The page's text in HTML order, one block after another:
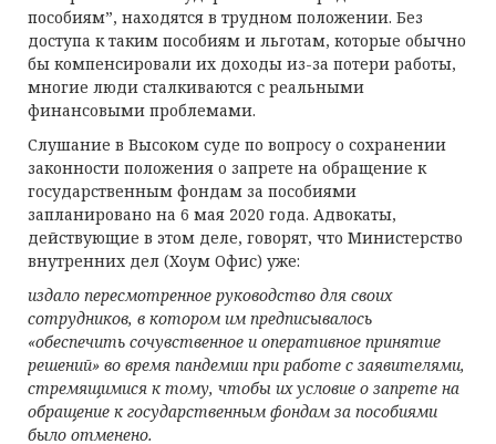
пособиям”, находятся в трудном положении. Без
доступа к таким пособиям и льготам, которые обычно
бы компенсировали их доходы из-за потери работы,
многие люди сталкиваются с реальными
финансовыми проблемами.
Слушание в Высоком суде по вопросу о сохранении
законности положения о запрете на обращение к
государственным фондам за пособиями
запланировано на 6 мая 2020 года. Адвокаты,
действующие в этом деле, говорят, что Министерство
внутренних дел (Хоум Офис) уже:
издало пересмотренное руководство для своих
сотрудников, в котором им предписывалось
«обеспечить сочувственное и оперативное принятие
решений» во время пандемии при работе с заявителями,
стремящимися к тому, чтобы их условие о запрете на
обращение к государственным фондам за пособиями
было отменено.